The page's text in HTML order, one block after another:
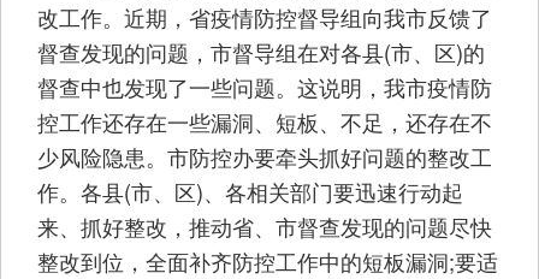
改工作。近期，省疫情防控督导组向我市反馈了
督查发现的问题，市督导组在对各县(市、区)的
督查中也发现了一些问题。这说明，我市疫情防
控工作还存在一些漏洞、短板、不足，还存在不
少风险隐患。市防控办要牵头抓好问题的整改工
作。各县(市、区)、各相关部门要迅速行动起
来、抓好整改，推动省、市督查发现的问题尽快
整改到位，全面补齐防控工作中的短板漏洞;要适